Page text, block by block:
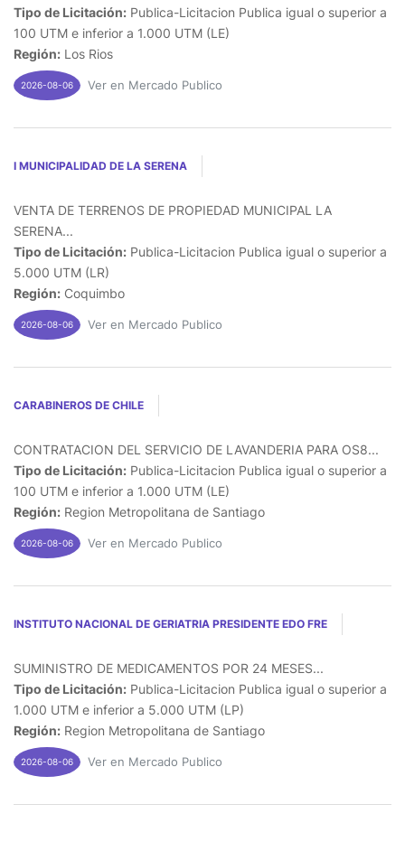
Tipo de Licitación: Publica-Licitacion Publica igual o superior a
100 UTM e inferior a 1.000 UTM (LE)
Región: Los Rios
2026-08-06 Ver en Mercado Publico
I MUNICIPALIDAD DE LA SERENA
VENTA DE TERRENOS DE PROPIEDAD MUNICIPAL LA
SERENA...
Tipo de Licitación: Publica-Licitacion Publica igual o superior a
5.000 UTM (LR)
Región: Coquimbo
2026-08-06 Ver en Mercado Publico
CARABINEROS DE CHILE
CONTRATACION DEL SERVICIO DE LAVANDERIA PARA OS8...
Tipo de Licitación: Publica-Licitacion Publica igual o superior a
100 UTM e inferior a 1.000 UTM (LE)
Región: Region Metropolitana de Santiago
2026-08-06 Ver en Mercado Publico
INSTITUTO NACIONAL DE GERIATRIA PRESIDENTE EDO FRE
SUMINISTRO DE MEDICAMENTOS POR 24 MESES...
Tipo de Licitación: Publica-Licitacion Publica igual o superior a
1.000 UTM e inferior a 5.000 UTM (LP)
Región: Region Metropolitana de Santiago
2026-08-06 Ver en Mercado Publico